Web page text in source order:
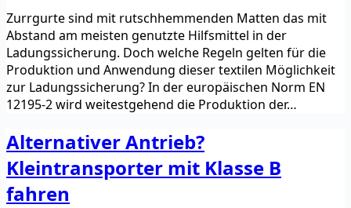
Zurrgurte sind mit rutschhemmenden Matten das mit
Abstand am meisten genutzte Hilfsmittel in der
Ladungssicherung. Doch welche Regeln gelten für die
Produktion und Anwendung dieser textilen Möglichkeit
zur Ladungssicherung? In der europäischen Norm EN
12195-2 wird weitestgehend die Produktion der…
Alternativer Antrieb?
Kleintransporter mit Klasse B
fahren